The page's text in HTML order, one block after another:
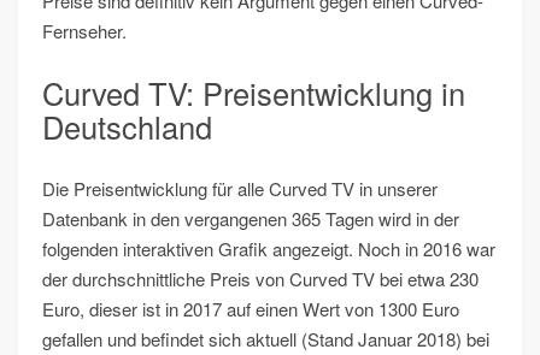
Fernseher.
Curved TV: Preisentwicklung in
Deutschland
Die Preisentwicklung für alle Curved TV in unserer
Datenbank in den vergangenen 365 Tagen wird in der
folgenden interaktiven Grafik angezeigt. Noch in 2016 war
der durchschnittliche Preis von Curved TV bei etwa 230
Euro, dieser ist in 2017 auf einen Wert von 1300 Euro
gefallen und befindet sich aktuell (Stand Januar 2018) bei